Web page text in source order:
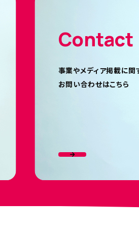
Contact
事業やメディア掲載に関
お問い合わせはこちら